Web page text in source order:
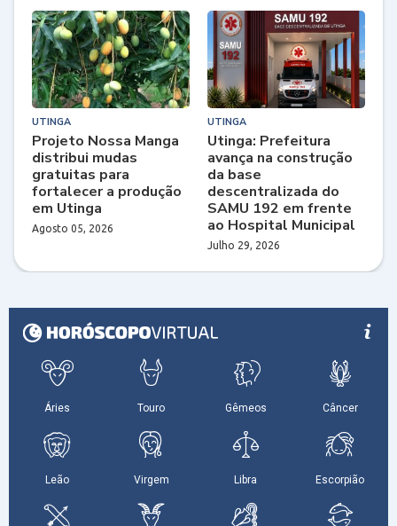
UTINGA
Projeto Nossa Manga
distribui mudas
gratuitas para
fortalecer a produção
em Utinga
Agosto 05, 2026
UTINGA
Utinga: Prefeitura
avança na construção
da base
descentralizada do
SAMU 192 em frente
ao Hospital Municipal
Julho 29, 2026